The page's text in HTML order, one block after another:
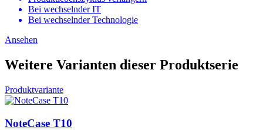
Bei wechselnder IT
Bei wechselnder Technologie
Ansehen
Weitere Varianten dieser Produktserie
Produktvariante
NoteCase T10